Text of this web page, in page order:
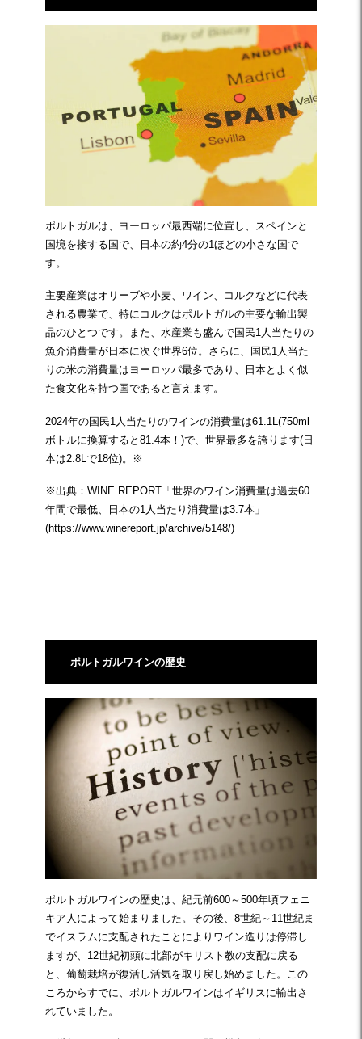
ポルトガルは、ヨーロッパ最西端に位置し、スペインと
国境を接する国で、日本の約4分の1ほどの小さな国で
す。
主要産業はオリーブや小麦、ワイン、コルクなどに代表
される農業で、特にコルクはポルトガルの主要な輸出製
品のひとつです。また、水産業も盛んで国民1人当たりの
魚介消費量が日本に次ぐ世界6位。さらに、国民1人当た
りの米の消費量はヨーロッパ最多であり、日本とよく似
た食文化を持つ国であると言えます。
2024年の国民1人当たりのワインの消費量は61.1L(750ml
ボトルに換算すると81.4本！)で、世界最多を誇ります(日
本は2.8Lで18位)。※
※出典：WINE REPORT「世界のワイン消費量は過去60
年間で最低、日本の1人当たり消費量は3.7本」
(https://www.winereport.jp/archive/5148/)
ポルトガルワインの歴史
ポルトガルワインの歴史は、紀元前600～500年頃フェニ
キア人によって始まりました。その後、8世紀～11世紀ま
でイスラムに支配されたことによりワイン造りは停滞し
ますが、12世紀初頭に北部がキリスト教の支配に戻る
と、葡萄栽培が復活し活気を取り戻し始めました。この
ころからすでに、ポルトガルワインはイギリスに輸出さ
れていました。